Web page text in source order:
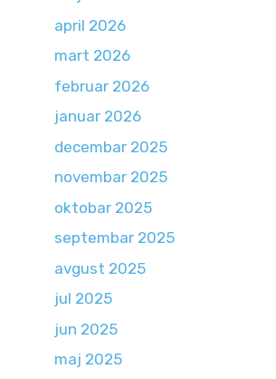
april 2026
mart 2026
februar 2026
januar 2026
decembar 2025
novembar 2025
oktobar 2025
septembar 2025
avgust 2025
jul 2025
jun 2025
maj 2025